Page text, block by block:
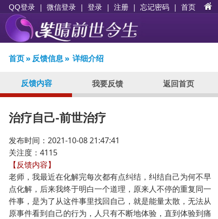
QQ登录 | 微信登录 | 登录 | 注册 | 忘记密码 | 首页
首页» 反馈信息» 详细介绍
反馈内容 我要反馈 返回首页
治疗自己-前世治疗
发布时间：2021-10-08 21:47:41
关注度：4115
【反馈内容】
老师，我最近在化解完每次都有点纠结，纠结自己为何不早
点化解，后来我终于明白一个道理，原来人不停的重复同一
件事，是为了从这件事里找回自己，就是能量太散，无法从
原事件看到自己的行为，人只有不断地体验，直到体验到痛